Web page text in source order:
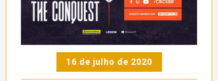
16 de julho de 2020